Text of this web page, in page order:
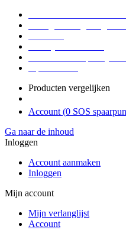
Producten vergelijken
Account (0 SOS
Ga naar de inhoud
Inloggen
Account aanmaken
Inloggen
Mijn account
Mijn verlanglijst
Account